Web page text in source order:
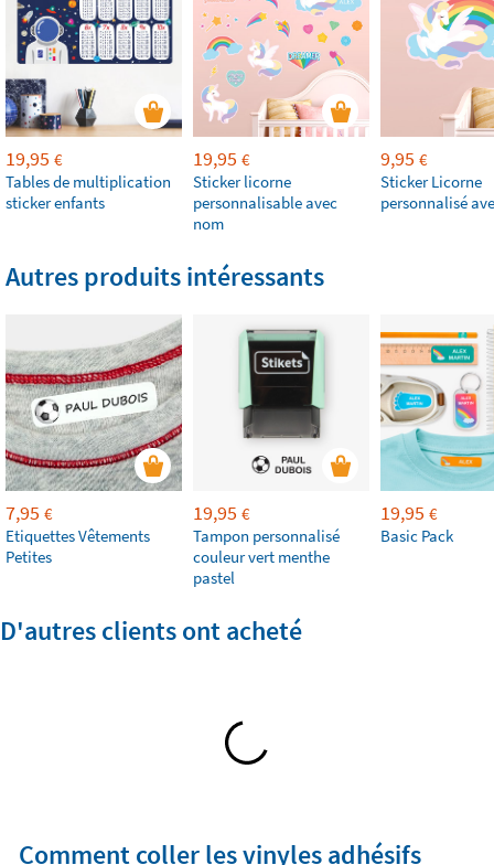
19,95 €
Tables de multiplication
sticker enfants
19,95 €
Sticker licorne
personnalisable avec
nom
9,95 €
Sticker Licorne
personnalisé
Autres produits intéressants
7,95 €
Etiquettes Vêtements
Petites
19,95 €
Tampon personnalisé
couleur vert menthe
pastel
19,95 €
Basic Pack
D'autres clients ont acheté
Comment coller les vinyles adhésifs